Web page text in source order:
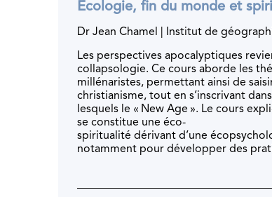
Écologie, fin du monde et
Dr Jean Chamel | Institut de
Les perspectives apocalyptiques
collapsologie. Ce cours aborde les
millénaristes, permettant ainsi de
christianisme, tout en s’inscrivant
lesquels le « New Age ». Le cours
se constitue une éco-
spiritualité dérivant d’une
notamment pour développer des